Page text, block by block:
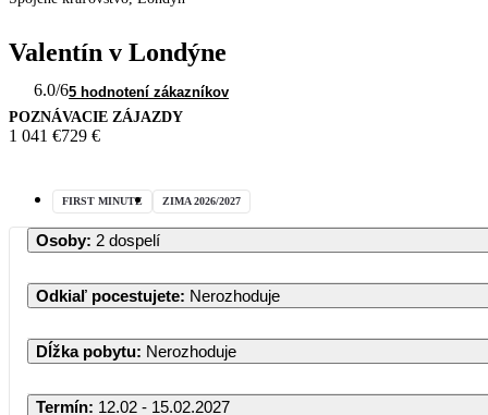
Valentín v Londýne
6.0/65 hodnotení zákazníkov
POZNÁVACIE ZÁJAZDY
1 041 €729 €
FIRST MINUTE ZIMA 2026/2027
Osoby: 2 dospelí
Odkiaľ pocestujete: Nerozhoduje
Dĺžka pobytu: Nerozhoduje
Termín: 12.02 - 15.02.2027